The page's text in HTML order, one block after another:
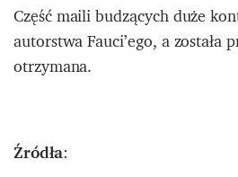
Część maili budzących duże
autorstwa Fauci’ego, a została
otrzymana.
Źródła: